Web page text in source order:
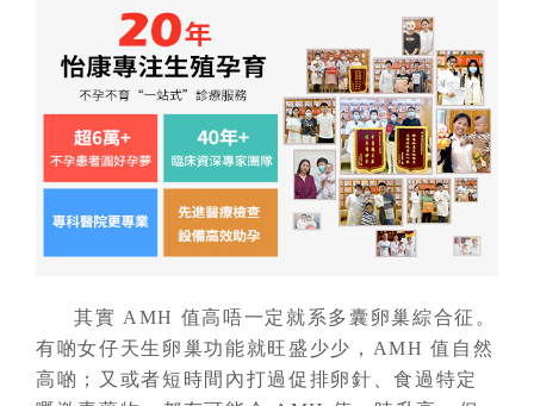
其實 AMH 值高唔一定就系多囊卵巢綜合征。
有啲女仔天生卵巢功能就旺盛少少，AMH 值自然
高啲；又或者短時間內打過促排卵針、食過特定